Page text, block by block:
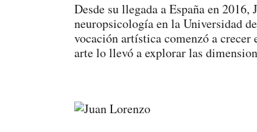
Desde su llegada a España en
neuropsicología en la Universidad
vocación artística comenzó a
arte lo llevó a explorar las